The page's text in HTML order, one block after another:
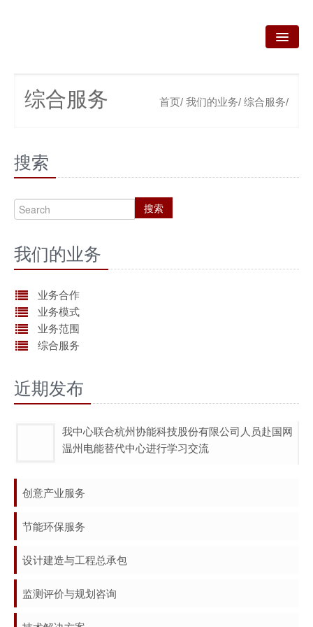
关于我们
新闻资讯
产品技术
联系我们
综合服务 首页/ 我们的业务/ 综合服务/
搜索
搜索
我们的业务
业务合作
业务模式
业务范围
综合服务
近期发布
我中心联合杭州协能科技股份有限公司人员赴国网
温州电能替代中心进行学习交流
创意产业服务
节能环保服务
设计建造与工程总承包
监测评价与规划咨询